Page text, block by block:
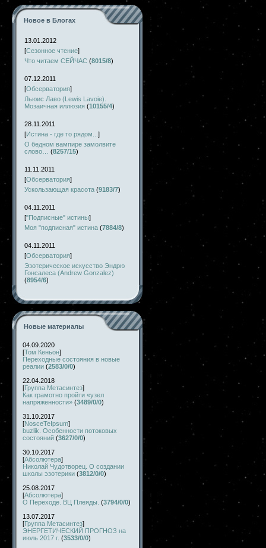
Новое в Блогах
13.01.2012
[Сезонное чтение]
Что читаем СЕЙЧАС (8015/8)
07.12.2011
[Обсерватория]
Льюис Лаво (Lewis Lavoie).
Мозаичная иллюзия (10155/4)
28.11.2011
[Истина - где то рядом... ]
О бедном вампире замолвите
слово…
(8257/15)
11.11.2011
[Обсерватория]
Ускользающая красота (9183/7)
04.11.2011
["Подписные" истины]
Моя "подписная" истина (7884/8)
04.11.2011
[Обсерватория]
Эзотерическое искусство Эндрю
Гонсалеса (Andrew Gonzalez)
(8954/6)
Новые материалы
04.09.2020
[Том Кеньон]
Переходные состояния в новые
реалии (2583/0/0)
22.04.2018
[Группа Метасинтез]
Как грамотно пройти «узел
напряженности» (3489/0/0)
31.10.2017
[NosceTeIpsum]
buzlik. Особенности потоковых
состояний (3627/0/0)
30.10.2017
[Абсолютера]
Николай Чудотворец. О создании
школы эзотерики (3812/0/0)
25.08.2017
[Абсолютера]
О Переходе. ВЦ Плеяды. (3794/0/0)
13.07.2017
[Группа Метасинтез]
ЭНЕРГЕТИЧЕСКИЙ ПРОГНОЗ на
июль 2017 г. (3533/0/0)